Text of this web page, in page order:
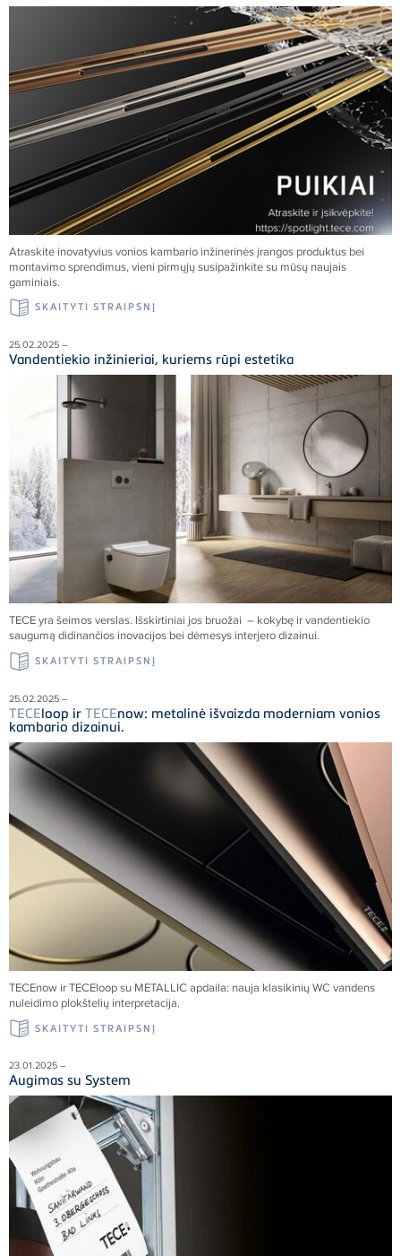
Atraskite inovatyvius vonios kambario inžinerinės įrangos produktus bei
montavimo sprendimus, vieni pirmųjų susipažinkite su mūsų naujais
gaminiais.
SKAITYTI STRAIPSNĮ
25.02.2025 –
Vandentiekio inžinieriai, kuriems rūpi estetika
TECEyra šeimos verslas. Išskirtiniai jos bruožai – kokybę ir vandentiekio
saugumą didinančios inovacijos bei dėmesys interjero dizainui.
SKAITYTI STRAIPSNĮ
25.02.2025 –
TECEloop ir TECEnow: metalinė išvaizda moderniam vonios
kambario dizainui.
TECEnow irTECEloop su METALLIC apdaila: nauja klasikinių WC vandens
nuleidimo plokštelių interpretacija.
SKAITYTI STRAIPSNĮ
23.01.2025 –
Augimas su System